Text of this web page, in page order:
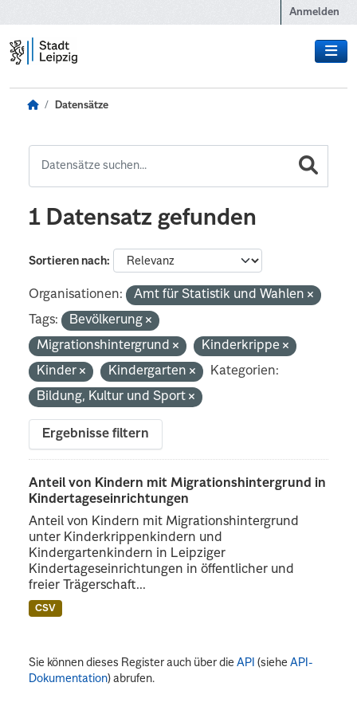
Anmelden
Datensätze
1 Datensatz gefunden
Sortieren nach
Organisationen:
Amt für Statistik und Wahlen
Tags:
Bevölkerung
Migrationshintergrund
Kinderkrippe
Kinder
Kindergarten
Kategorien:
Bildung, Kultur und Sport
Ergebnisse filtern
Anteil von Kindern mit Migrationshintergrund in
Kindertageseinrichtungen
Anteil von Kindern mit Migrationshintergrund
unter Kinderkrippenkindern und
Kindergartenkindern in Leipziger
Kindertageseinrichtungen in öffentlicher und
freier Trägerschaft...
CSV
Sie können dieses Register auch über dieAPI (sieheAPI-
Dokumentation) abrufen.